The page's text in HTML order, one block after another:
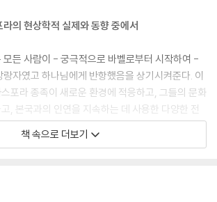
전)
학에 대한 서울 성명
스포라 교육가들의 결정사항
라 교육가들의 결정사항
의 현상학적 실제와 동향 중에서
모든 사람이 - 궁극적으로 바벨로부터 시작하여 -
자였고 하나님에게 반항했음을 상기시켜준다. 이
포라 종족이 새로운 환경에 적응하고, 그들의 문화
, 본국과의 인연을 지속하는 데 사용한 다양한 전
의 성경적·신학적 토대 중에서
회를 확장시키기 위해 디아스포라 공동체에 사역
책 속으로 더보기